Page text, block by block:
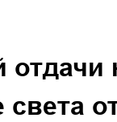
света